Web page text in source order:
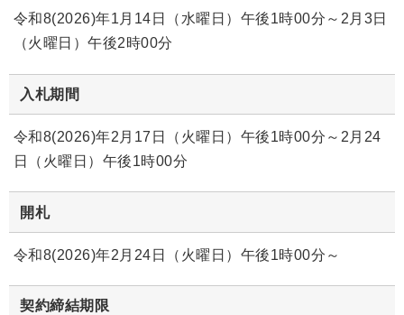
令和8(2026)年1月14日（水曜日）午後1時00分～2月3日
（火曜日）午後2時00分
入札期間
令和8(2026)年2月17日（火曜日）午後1時00分～2月24
日（火曜日）午後1時00分
開札
令和8(2026)年2月24日（火曜日）午後1時00分～
契約締結期限